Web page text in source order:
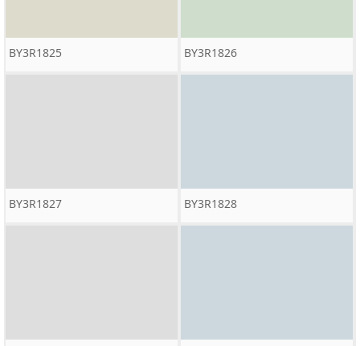
BY3R1825 BY3R1826
BY3R1827 BY3R1828